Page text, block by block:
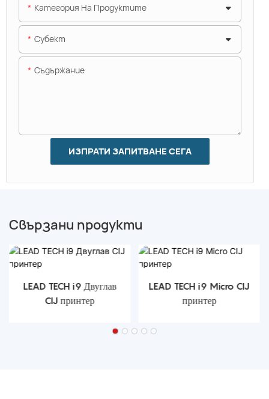
Категория На Продуктите
Субект
Съдържание
ИЗПРАТИ ЗАПИТВАНЕ СЕГА
Свързани продукти
LEAD TECH i9 Двуглав
CIJ принтер
LEAD TECH i9 Micro CIJ
принтер